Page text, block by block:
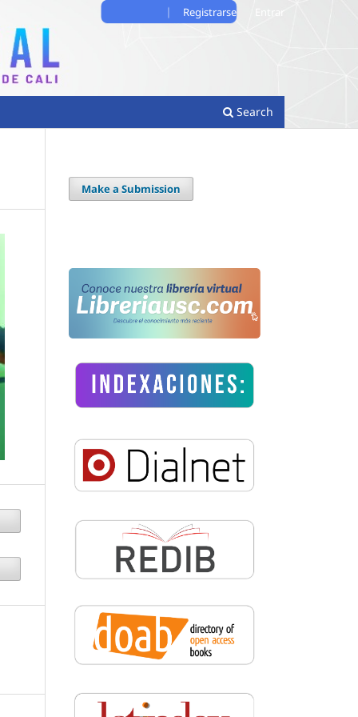
Search
Registrarse
Make a Submission